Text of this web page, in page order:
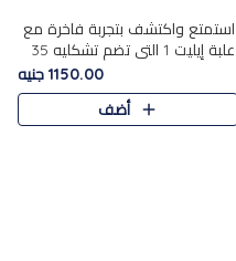
استمتع واكتشف بتجربة فاخرة مع
علبة إيليت 1 التي تضم تشكليه 35
قطعة من أرقى حلويات المولد
المصري الأصيلة ,معروضة بشكل
جميل في علبة أنيقة ، في..
1150.00 جنيه
أضف